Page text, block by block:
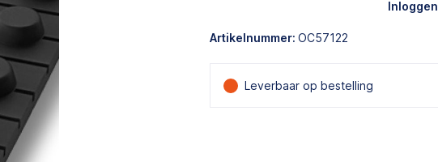
Inloggen
Artikelnummer: OC57122
Leverbaar op bestelling